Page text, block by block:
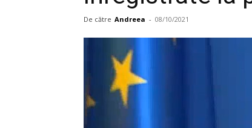
De către Andreea - 08/10/2021